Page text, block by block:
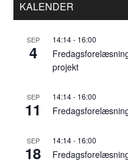
Sidebar
KALENDER
SEP
4
14:14- 16:00
projekt
SEP
11
14:14- 16:00
SEP
18
14:14- 16:00